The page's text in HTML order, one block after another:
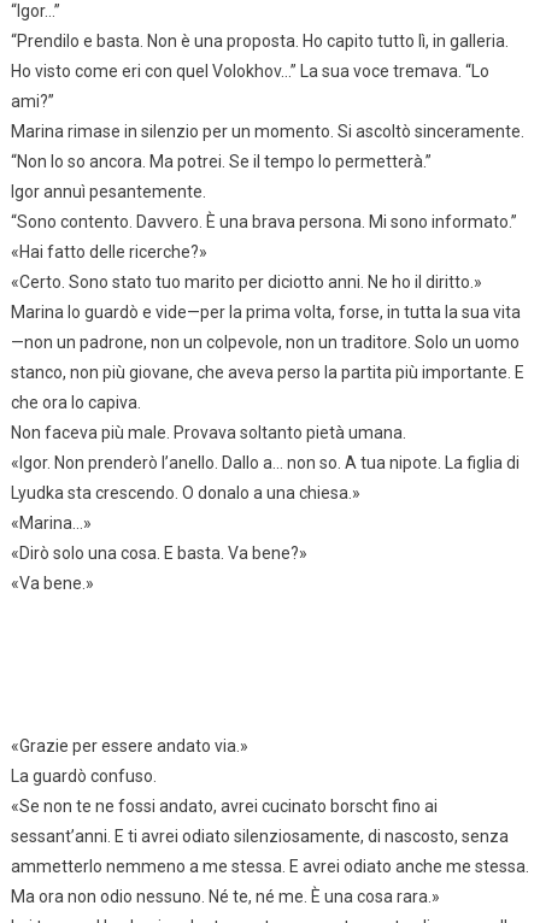
“Igor…”
“Prendilo e basta. Non è una proposta. Ho capito tutto lì, in galleria.
Ho visto come eri con quel Volokhov…” La sua voce tremava. “Lo
ami?”
Marina rimase in silenzio per un momento. Si ascoltò sinceramente.
“Non lo so ancora. Ma potrei. Se il tempo lo permetterà.”
Igor annuì pesantemente.
“Sono contento. Davvero. È una brava persona. Mi sono informato.”
«Hai fatto delle ricerche?»
«Certo. Sono stato tuo marito per diciotto anni. Ne ho il diritto.»
Marina lo guardò e vide—per la prima volta, forse, in tutta la sua vita
—non un padrone, non un colpevole, non un traditore. Solo un uomo
stanco, non più giovane, che aveva perso la partita più importante. E
che ora lo capiva.
Non faceva più male. Provava soltanto pietà umana.
«Igor. Non prenderò l’anello. Dallo a… non so. A tua nipote. La figlia di
Lyudka sta crescendo. O donalo a una chiesa.»
«Marina…»
«Dirò solo una cosa. E basta. Va bene?»
«Va bene.»
«Grazie per essere andato via.»
La guardò confuso.
«Se non te ne fossi andato, avrei cucinato borscht fino ai
sessant’anni. E ti avrei odiato silenziosamente, di nascosto, senza
ammetterlo nemmeno a me stessa. E avrei odiato anche me stessa.
Ma ora non odio nessuno. Né te, né me. È una cosa rara.»